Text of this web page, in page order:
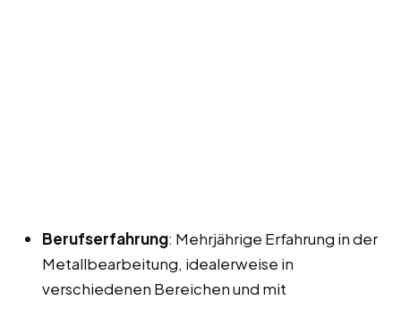
Berufserfahrung: Mehrjährige Erfahrung in der
Metallbearbeitung, idealerweise in
verschiedenen Bereichen und mit